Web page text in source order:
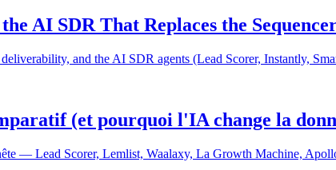
AI SDR That Replaces the
and the AI SDR agents (Lead Scorer, Instantly,
(et pourquoi l'IA change la
— Lead Scorer, Lemlist, Waalaxy, La Growth Machine,